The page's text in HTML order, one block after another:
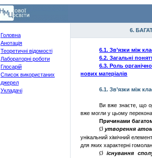
Головна
Анотація
Теоретичні відомості
Лабораторні роботи
Глосарій
Список використаних
джерел
Укладачі
6.
6.1. Зв’язки між
6.2. Загальні
6.3. Роль
нових матеріалів
6.1.Зв’язки між
Ви вже знаєте, що
вже могли уцьому
Причинами
Ø утворення
унікальний хімічний елемент
дляяких характерні
Ø існування